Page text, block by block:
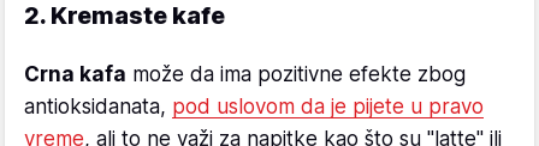
2. Kremaste kafe
Crna kafa može da ima pozitivne efekte zbog
antioksidanata, pod uslovom da je pijete u pravo
vreme, ali to ne važi za napitke kao što su "latte" ili